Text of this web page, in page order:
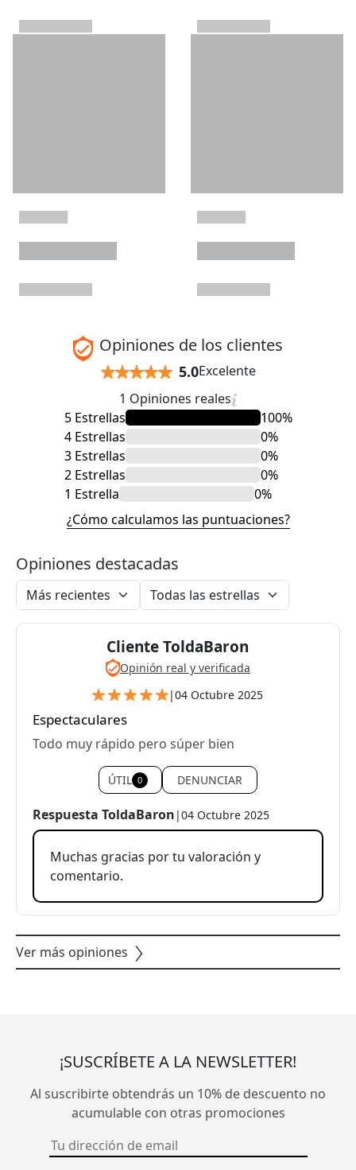
Opiniones de los clientes
5.0Excelente
1 Opiniones reales
5 Estrellas
100%
4 Estrellas
0%
3 Estrellas
0%
2 Estrellas
0%
1 Estrella
0%
¿Cómo calculamos las puntuaciones?
Opiniones destacadas
Cliente ToldaBaron
Opinión real y verificada
|04 Octubre 2025
Espectaculares
Todo muy rápido pero súper bien
ÚTIL 0 DENUNCIAR
Respuesta ToldaBaron |04 Octubre 2025
Muchas gracias por tu valoración y
comentario.
Ver más opiniones
¡SUSCRÍBETE A LA NEWSLETTER!
Al suscribirte obtendrás un 10% de descuento no
acumulable con otras promociones